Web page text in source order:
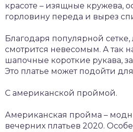
красоте – изящные кружева,
горловину переда и вырез
Благодаря популярной сетке,
смотрится невесомым. А так
шапочные короткие рукава,
Это платье может подойти
С американской проймой.
Американская пройма –
вечерних платьев 2020.